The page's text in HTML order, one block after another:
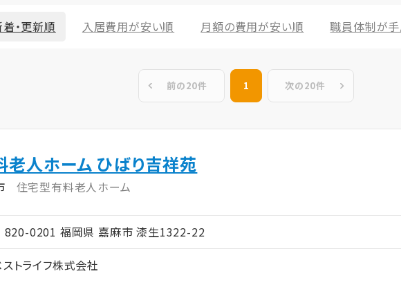
・更新順 入居費用が安い順 月額の費用が安い順 職員体制が
前の20件 1 次の20件
人ホーム ひばり吉祥苑
住宅型有料老人ホーム
820-0201 福岡県 嘉麻市 漆生1322-22
トライフ株式会社